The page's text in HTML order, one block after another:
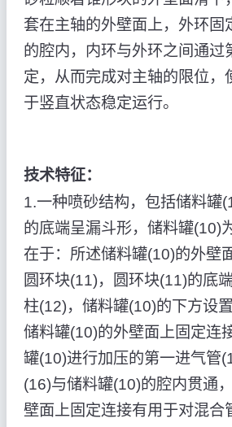
套在主轴的外壁面上，外环固
的腔内，内环与外环之间通过
定，从而完成对主轴的限位，
于竖直状态稳定运行。
技术特征：
1.一种喷砂结构，包括储料罐
的底端呈漏斗形，储料罐(10)
在于：所述储料罐(10)的外壁
圆环块(11)，圆环块(11)的底
柱(12)，储料罐(10)的下方设
储料罐(10)的外壁面上固定连
罐(10)进行加压的第一进气管
(16)与储料罐(10)的腔内贯通
壁面上固定连接有用于对混合